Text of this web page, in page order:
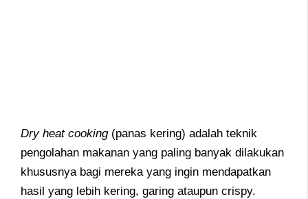
Dry heat cooking (panas kering) adalah teknik
pengolahan makanan yang paling banyak dilakukan
khususnya bagi mereka yang ingin mendapatkan
hasil yang lebih kering, garing ataupun crispy.